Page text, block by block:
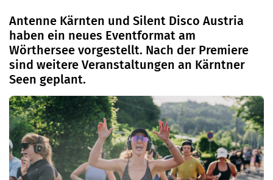
Antenne Kärnten und Silent Disco Austria
haben ein neues Eventformat am
Wörthersee vorgestellt. Nach der Premiere
sind weitere Veranstaltungen an Kärntner
Seen geplant.